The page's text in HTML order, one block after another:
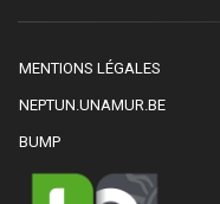
MENTIONS LÉGALES
NEPTUN.UNAMUR.BE
BUMP